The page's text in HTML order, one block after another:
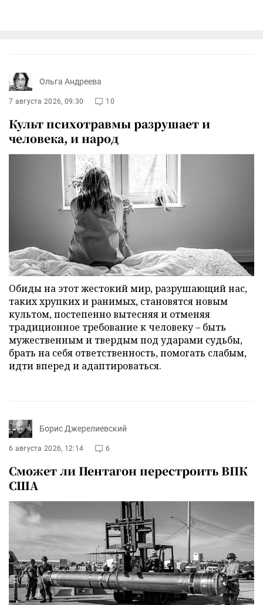
Ольга Андреева
7 августа 2026, 09:30 10
Культ психотравмы разрушает и
человека, и народ
Обиды на этот жестокий мир, разрушающий нас,
таких хрупких и ранимых, становятся новым
культом, постепенно вытесняя и отменяя
традиционное требование к человеку – быть
мужественным и твердым под ударами судьбы,
брать на себя ответственность, помогать слабым,
идти вперед и адаптироваться.
Борис Джерелиевский
6 августа 2026, 12:14 6
Сможет ли Пентагон перестроить ВПК
США